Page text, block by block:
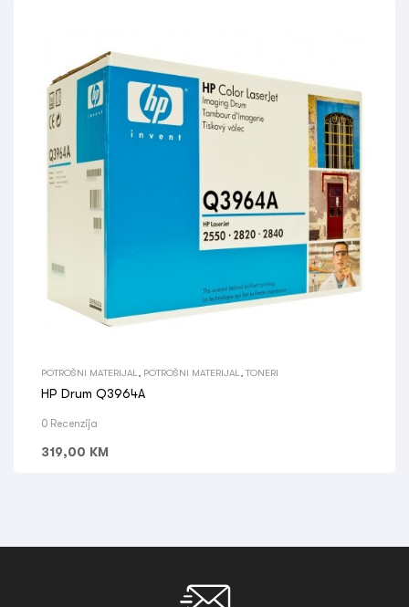
POTROŠNI MATERIJAL POTROŠNI MATERIJAL TONERI
HP Drum Q3964A
0 Recenzija
319,00 KM